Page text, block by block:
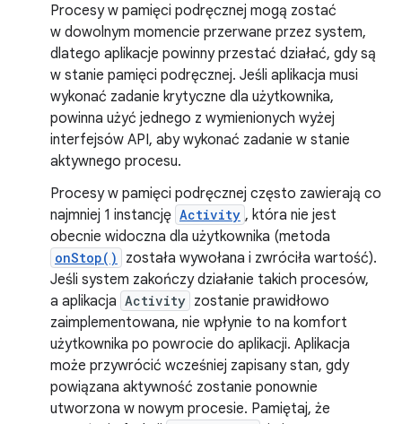
Procesy w pamięci podręcznej mogą zostać
w dowolnym momencie przerwane przez system,
dlatego aplikacje powinny przestać działać, gdy są
w stanie pamięci podręcznej. Jeśli aplikacja musi
wykonać zadanie krytyczne dla użytkownika,
powinna użyć jednego z wymienionych wyżej
interfejsów API, aby wykonać zadanie w stanie
aktywnego procesu.
Procesy w pamięci podręcznej często zawierają co
najmniej 1 instancję Activity , która nie jest
obecnie widoczna dla użytkownika (metoda
onStop()
została wywołana i zwróciła wartość).
Jeśli system zakończy działanie takich procesów,
a aplikacja Activity zostanie prawidłowo
zaimplementowana, nie wpłynie to na komfort
użytkownika po powrocie do aplikacji. Aplikacja
może przywrócić wcześniej zapisany stan, gdy
powiązana aktywność zostanie ponownie
utworzona w nowym procesie. Pamiętaj, że